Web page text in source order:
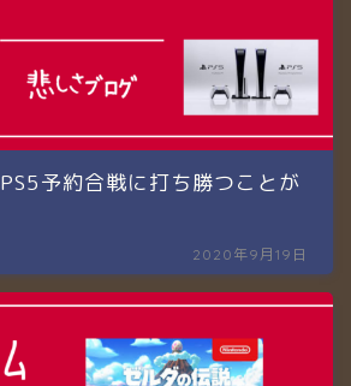
予約合戦に打ち勝つことが
2020年9月19日